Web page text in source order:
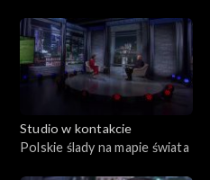
Studio w kontakcie
Polskie ślady na mapie świata